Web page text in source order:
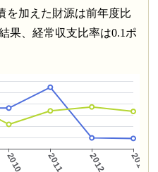
を加えた財源は前年度比
果、経常収支比率は0.1ポ